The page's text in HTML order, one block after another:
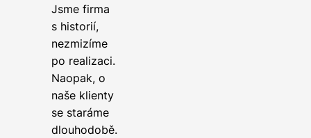
Jsme firma
s historií,
nezmizíme
po realizaci.
Naopak, o
naše klienty
se staráme
dlouhodobě.